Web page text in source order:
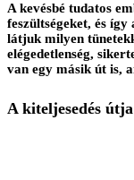
A kevésbé tudatos
feszültségeket, és
látjuk milyen
elégedetlenség,
van egy másik út is,
A kiteljesedés útja